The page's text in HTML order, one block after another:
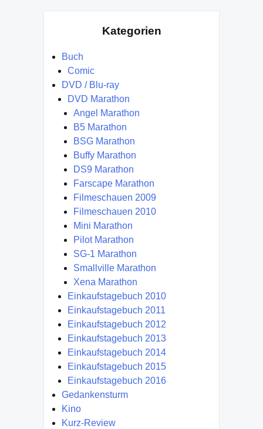
Kategorien
Buch
Comic
DVD / Blu-ray
DVD Marathon
Angel Marathon
B5 Marathon
BSG Marathon
Buffy Marathon
DS9 Marathon
Farscape Marathon
Filmeschauen 2009
Filmeschauen 2010
Mini Marathon
Pilot Marathon
SG-1 Marathon
Smallville Marathon
Xena Marathon
Einkaufstagebuch 2010
Einkaufstagebuch 2011
Einkaufstagebuch 2012
Einkaufstagebuch 2013
Einkaufstagebuch 2014
Einkaufstagebuch 2015
Einkaufstagebuch 2016
Gedankensturm
Kino
Kurz-Review